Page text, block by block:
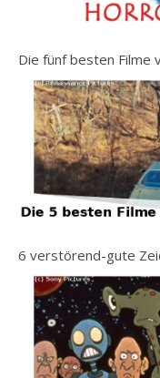
Die fünf besten Filme
6 verstörend-gute